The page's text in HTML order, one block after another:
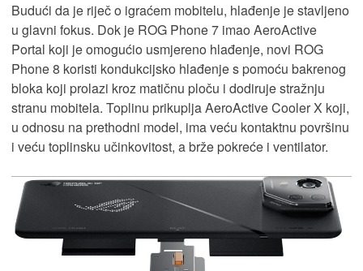
Budući da je riječ o igraćem mobitelu, hlađenje je stavljeno
u glavni fokus. Dok je ROG Phone 7 imao AeroActive
Portal koji je omogućio usmjereno hlađenje, novi ROG
Phone 8 koristi kondukcijsko hlađenje s pomoću bakrenog
bloka koji prolazi kroz matičnu ploču i dodiruje stražnju
stranu mobitela. Toplinu prikuplja AeroActive Cooler X koji,
u odnosu na prethodni model, ima veću kontaktnu površinu
i veću toplinsku učinkovitost, a brže pokreće i ventilator.